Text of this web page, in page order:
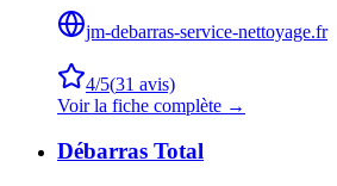
jm-debarras-service-nettoyage.fr
4/5(31 avis)
Voir la fiche complète →
Débarras Total